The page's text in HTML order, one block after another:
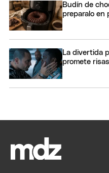
Budín de
preparalo en
La divertida
promete risas